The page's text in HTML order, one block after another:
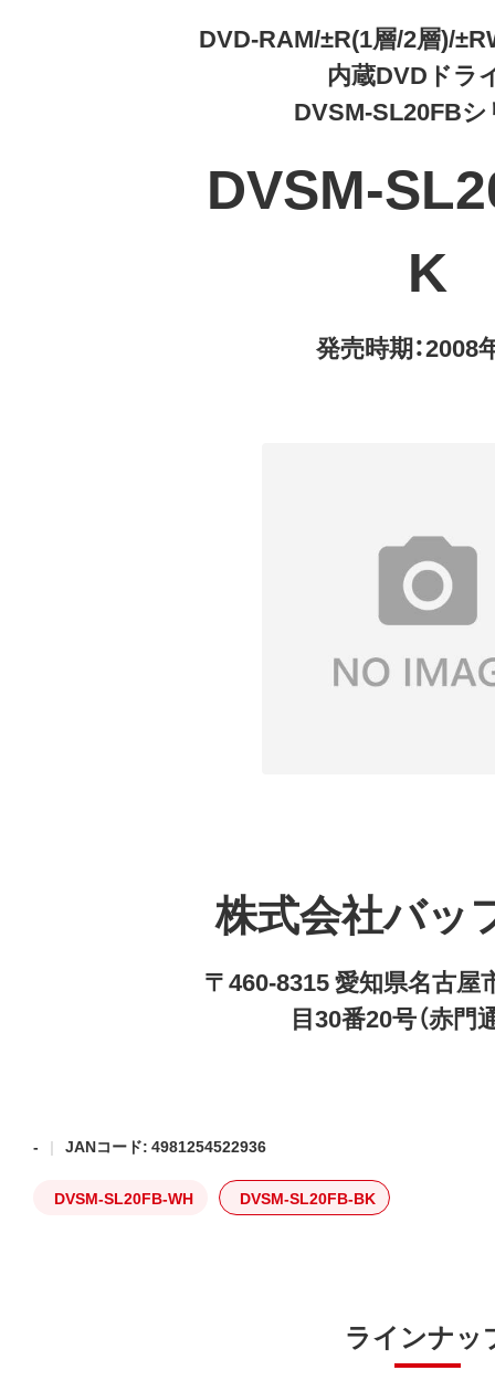
DVD-RAM/±R(1層/2層)/
内蔵DVDドラ
DVSM-SL20FB
DVSM-
K
発売時期：2008
株式会社バッ
〒460-8315 愛知県名古屋
目30番20号（赤門
- JANコード: 4981254522936
DVSM-SL20FB-WH DVSM-SL20FB-BK
ラインナッ